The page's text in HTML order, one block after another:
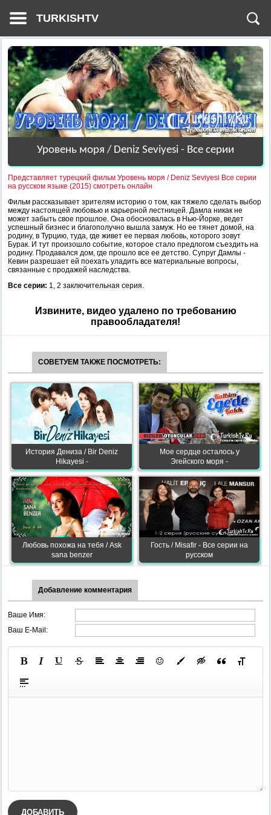
TURKISHTV
Уровень моря / Deniz Seviyesi - Все серии
Представляет турецкий фильм Уровень моря / Deniz Seviyesi Все серии
на русском языке (2015) смотреть онлайн
Фильм рассказывает зрителям историю о том, как тяжело сделать выбор
между настоящей любовью и карьерной лестницей. Дамла никак не
может забыть свое прошлое. Она обосновалась в Нью-Йорке, ведет
успешный бизнес и благополучно вышла замуж. Но ее тянет домой, на
родину, в Турцию, туда, где живет ее первая любовь, которого зовут
Бурак. И тут произошло событие, которое стало предлогом съездить на
родину. Продавался дом, где прошло все ее детство. Супруг Дамлы -
Кевин разрешает ей поехать уладить все материальные вопросы,
связанные с продажей наследства.
Все серии: 1, 2 заключительная серия.
Извините, видео удалено по требованию
правообладателя!
СОВЕТУЕМ ТАКЖЕ ПОСМОТРЕТЬ:
История Дениза / Bir Deniz
Hikayesi -
Мое сердце осталось у
Эгейского моря -
Любовь похожа на тебя / Ask
sana benzer
Гость / Misafir - Все серии на
русском
Добавление комментария
Ваше Имя:
Ваш E-Mail:
ДОБАВИТЬ